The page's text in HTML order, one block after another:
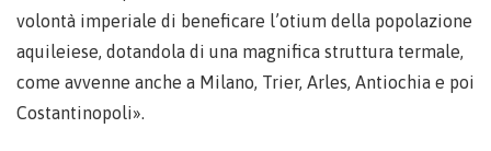
volontà imperiale di beneficare l’otium della popolazione
aquileiese, dotandola di una magnifica struttura termale,
come avvenne anche a Milano, Trier, Arles, Antiochia e poi
Costantinopoli».